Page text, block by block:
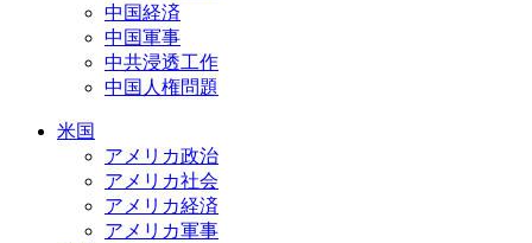
中国経済
中国軍事
中共浸透工作
中国人権問題
米国
アメリカ政治
アメリカ社会
アメリカ経済
アメリカ軍事